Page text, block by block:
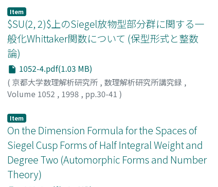
Item
$SU(2, 2)$上のSiegel放物型部分群に関する一
般化Whittaker関数について (保型形式と整数
論)
1052-4.pdf(1.03 MB)
( 京都大学数理解析研究所 , 数理解析研究所講究録 ,
Volume 1052 , 1998 , pp.30-41 )
Item
On the Dimension Formula for the Spaces of
Siegel Cusp Forms of Half Integral Weight and
Degree Two (Automorphic Forms and Number
Theory)